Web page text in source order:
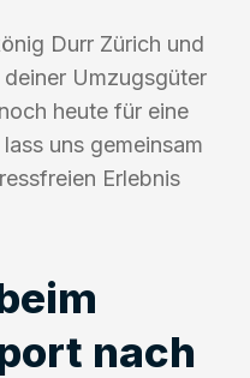
Durr Zürich und
Umzugsgüter
heute für eine
uns gemeinsam
Erlebnis
nach